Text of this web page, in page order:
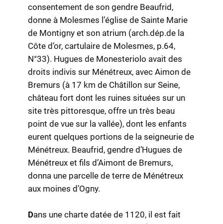
consentement de son gendre Beaufrid,
donne à Molesmes l’église de Sainte Marie
de Montigny et son atrium (arch.dép.de la
Côte d’or, cartulaire de Molesmes, p.64,
N°33). Hugues de Monesteriolo avait des
droits indivis sur Ménétreux, avec Aimon de
Bremurs (à 17 km de Châtillon sur Seine,
château fort dont les ruines situées sur un
site très pittoresque, offre un très beau
point de vue sur la vallée), dont les enfants
eurent quelques portions de la seigneurie de
Ménétreux. Beaufrid, gendre d’Hugues de
Ménétreux et fils d’Aimont de Bremurs,
donna une parcelle de terre de Ménétreux
aux moines d’Ogny.
Dans une charte datée de 1120, il est fait